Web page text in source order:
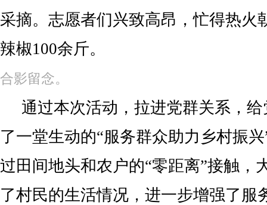
采摘。志愿者们兴致高昂，忙得热火
辣椒100余斤。
合影留念。
通过本次活动，拉进党群关系，
了一堂生动的“服务群众助力乡村振
过田间地头和农户的“零距离”接触，
了村民的生活情况，进一步增强了服